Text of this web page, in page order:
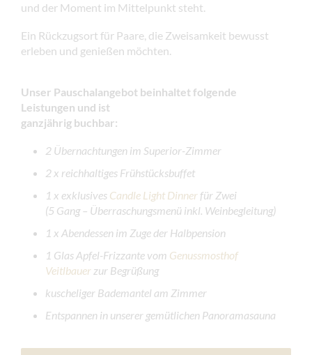
und der Moment im Mittelpunkt steht.
Ein Rückzugsort für Paare, die Zweisamkeit bewusst
erleben und genießen möchten.
Unser Pauschalangebot beinhaltet folgende
Leistungen und ist
ganzjährig buchbar:
2 Übernachtungen im Superior-Zimmer
2 x reichhaltiges Frühstücksbuffet
1 x exklusives Candle Light Dinner für Zwei
(5 Gang – Überraschungsmenü inkl. Weinbegleitung)
1 x Abendessen im Zuge der Halbpension
1 Glas Apfel-Frizzante vom Genussmosthof
Veitlbauer zur Begrüßung
kuscheliger Bademantel am Zimmer
Entspannen in unserer gemütlichen Panoramasauna